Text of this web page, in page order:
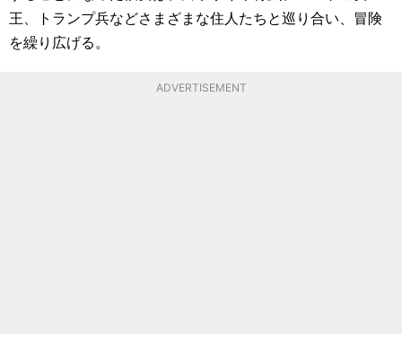
王、トランプ兵などさまざまな住人たちと巡り合い、冒険
を繰り広げる。
ADVERTISEMENT